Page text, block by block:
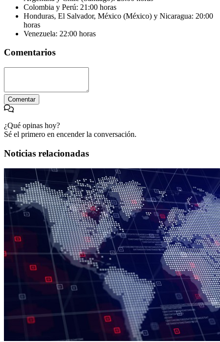
Colombia y Perú: 21:00 horas
Honduras, El Salvador, México (México) y Nicaragua: 20:00
horas
Venezuela: 22:00 horas
Comentarios
Comentar
¿Qué opinas hoy?
Sé el primero en encender la conversación.
Noticias relacionadas